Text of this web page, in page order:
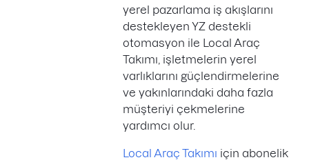
yerel pazarlama iş akışlarını
destekleyen YZ destekli
otomasyon ile Local Araç
Takımı, işletmelerin yerel
varlıklarını güçlendirmelerine
ve yakınlarındaki daha fazla
müşteriyi çekmelerine
yardımcı olur.
Local Araç Takımı için abonelik